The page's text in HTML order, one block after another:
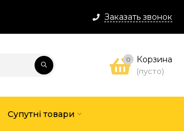
Заказать звонок
0 Корзина
(пусто)
Супутні товари